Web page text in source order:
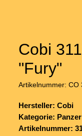
Cobi
"Fury"
Artikelnummer: CO
Hersteller: Cobi
Kategorie: Panzer
Artikelnummer: